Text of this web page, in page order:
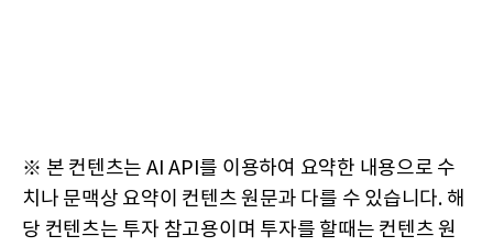
※ 본 컨텐츠는 AI API를 이용하여 요약한 내용으로 수
치나 문맥상 요약이 컨텐츠 원문과 다를 수 있습니다. 해
당 컨텐츠는 투자 참고용이며 투자를 할때는 컨텐츠 원